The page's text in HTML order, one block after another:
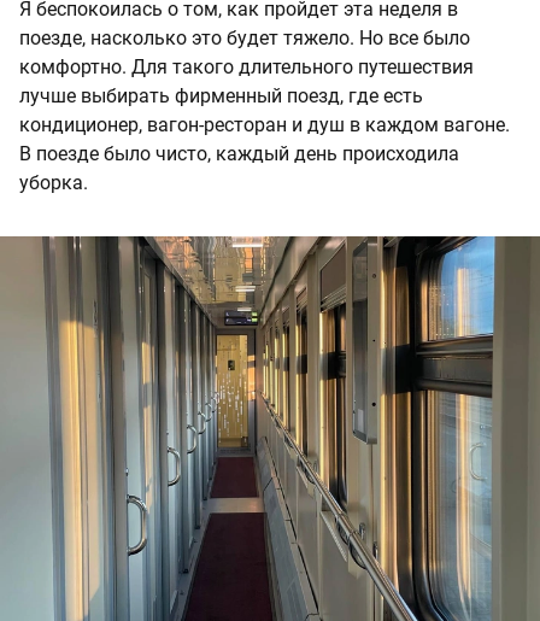
Я беспокоилась о том, как пройдет эта неделя в
поезде, насколько это будет тяжело. Но все было
комфортно. Для такого длительного путешествия
лучше выбирать фирменный поезд, где есть
кондиционер, вагон-ресторан и душ в каждом вагоне.
В поезде было чисто, каждый день происходила
уборка.